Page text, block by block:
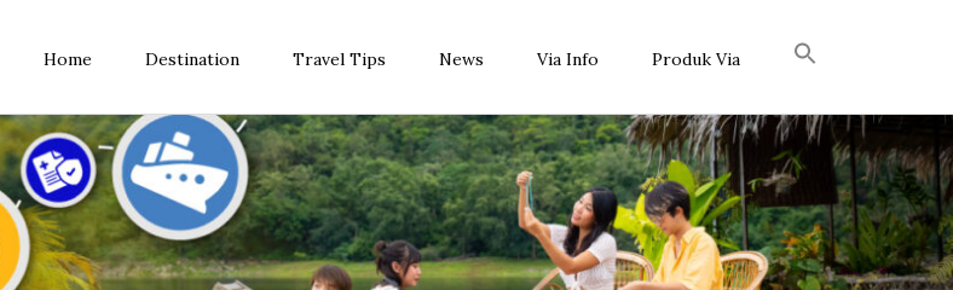
Home Destination Travel Tips News Via Info Produk Via